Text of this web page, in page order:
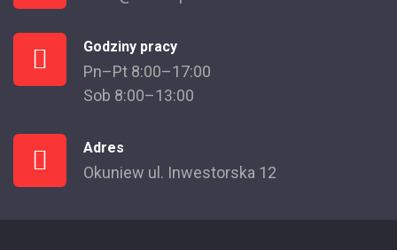
Godziny pracy
Pn–Pt 8:00–17:00
Sob 8:00–13:00
Adres
Okuniew ul. Inwestorska 12